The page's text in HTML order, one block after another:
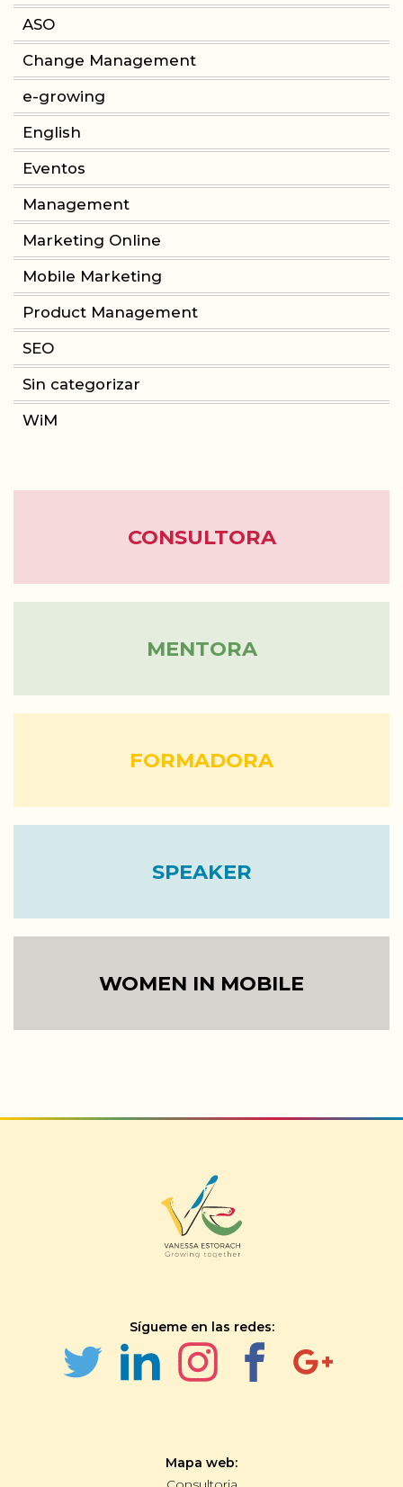
PRODUCT MANAGEMENT
BLOG
ASO
Change Management
e-growing
English
Eventos
Management
Marketing Online
Mobile Marketing
Product Management
SEO
Sin categorizar
WiM
CONSULTORA
MENTORA
FORMADORA
SPEAKER
WOMEN IN MOBILE
Sígueme en las redes:
Mapa web: